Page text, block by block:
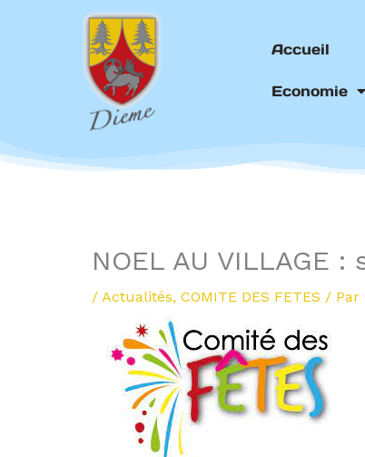
Accueil
Economie
NOEL AU VILLAGE
/ Actualités, COMITE DES FETES / Par